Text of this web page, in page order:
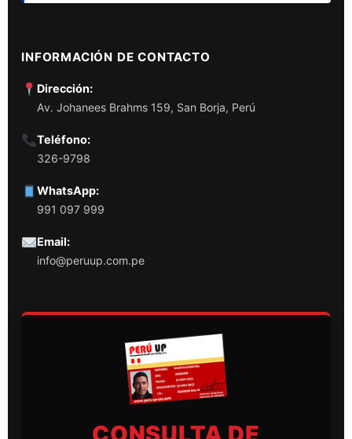
INFORMACIÓN DE CONTACTO
Dirección:
Av. Johanees Brahms 159, San Borja, Perú
Teléfono:
326-9798
WhatsApp:
991 097 999
Email:
info@peruup.com.pe